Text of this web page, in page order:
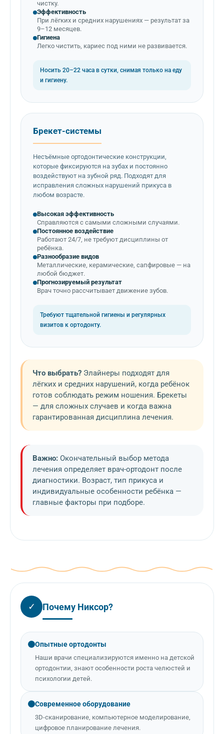
чистку.
Эффективность
При лёгких и средних нарушениях — результат за
9–12 месяцев.
Гигиена
Легко чистить, кариес под ними не развивается.
Носить 20–22 часа в сутки, снимая только на еду
и гигиену.
Брекет-системы
Несъёмные ортодонтические конструкции,
которые фиксируются на зубах и постоянно
воздействуют на зубной ряд. Подходят для
исправления сложных нарушений прикуса в
любом возрасте.
Высокая эффективность
Справляются с самыми сложными случаями.
Постоянное воздействие
Работают 24/7, не требуют дисциплины от
ребёнка.
Разнообразие видов
Металлические, керамические, сапфировые — на
любой бюджет.
Прогнозируемый результат
Врач точно рассчитывает движение зубов.
Требуют тщательной гигиены и регулярных
визитов к ортодонту.
Что выбрать? Элайнеры подходят для
лёгких и средних нарушений, когда ребёнок
готов соблюдать режим ношения. Брекеты
— для сложных случаев и когда важна
гарантированная дисциплина лечения.
Важно: Окончательный выбор метода
лечения определяет врач-ортодонт после
диагностики. Возраст, тип прикуса и
индивидуальные особенности ребёнка —
главные факторы при подборе.
✓ Почему Никсор?
Опытные ортодонты
Наши врачи специализируются именно на детской
ортодонтии, знают особенности роста челюстей и
психологии детей.
Современное оборудование
3D-сканирование, компьютерное моделирование,
цифровое планирование лечения.